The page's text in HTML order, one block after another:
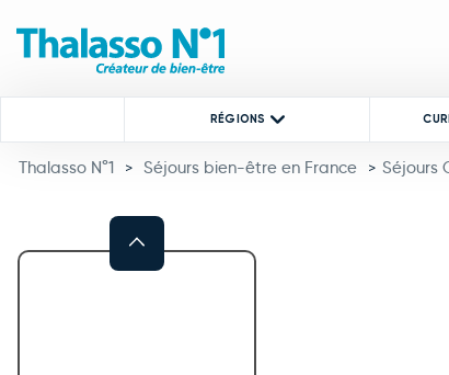
RÉGIONS
Thalasso N°1 > Séjours bien-être en France > Séjours
This carousel contains a column of small thumbnails.
Previous